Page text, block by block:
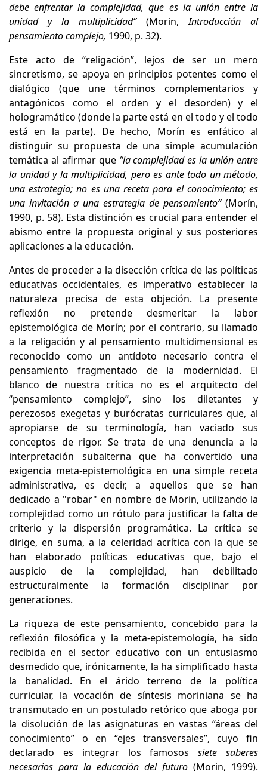
debe enfrentar la complejidad, que es la unión entre la
unidad y la multiplicidad” (Morin,Introducción al
pensamiento complejo, 1990, p. 32).
Este acto de “religación”, lejos de ser un mero
sincretismo, se apoya en principios potentes como el
dialógico (que une términos complementarios y
antagónicos como el orden y el desorden) y el
hologramático (donde la parte está en el todo y el todo
está en la parte). De hecho, Morín es enfático al
distinguir su propuesta de una simple acumulación
temática al afirmar que “la complejidad es la unión entre
la unidad y la multiplicidad, pero es ante todo un método,
una estrategia; no es una receta para el conocimiento; es
una invitación a una estrategia de pensamiento” (Morín,
1990, p. 58). Esta distinción es crucial para entender el
abismo entre la propuesta original y sus posteriores
aplicaciones a la educación.
Antes de proceder a la disección crítica de las políticas
educativas occidentales, es imperativo establecer la
naturaleza precisa de esta objeción. La presente
reflexión no pretende desmeritar la labor
epistemológica de Morín; por el contrario, su llamado
a la religación y al pensamiento multidimensional es
reconocido como un antídoto necesario contra el
pensamiento fragmentado de la modernidad. El
blanco de nuestra crítica no es el arquitecto del
“pensamiento complejo”, sino los diletantes y
perezosos exegetas y burócratas curriculares que, al
apropiarse de su terminología, han vaciado sus
conceptos de rigor. Se trata de una denuncia a la
interpretación subalterna que ha convertido una
exigencia meta-epistemológica en una simple receta
administrativa, es decir, a aquellos que se han
dedicado a "robar" en nombre de Morin, utilizando la
complejidad como un rótulo para justificar la falta de
criterio y la dispersión programática. La crítica se
dirige, en suma, a la celeridad acrítica con la que se
han elaborado políticas educativas que, bajo el
auspicio de la complejidad, han debilitado
estructuralmente la formación disciplinar por
generaciones.
La riqueza de este pensamiento, concebido para la
reflexión filosófica y la meta-epistemología, ha sido
recibida en el sector educativo con un entusiasmo
desmedido que, irónicamente, la ha simplificado hasta
la banalidad. En el árido terreno de la política
curricular, la vocación de síntesis moriniana se ha
transmutado en un postulado retórico que aboga por
la disolución de las asignaturas en vastas “áreas del
conocimiento” o en “ejes transversales”, cuyo fin
declarado es integrar los famosossiete saberes
necesarios para la educación del futuro (Morin, 1999).